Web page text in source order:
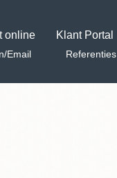
online Klant Portal
Email Referenties